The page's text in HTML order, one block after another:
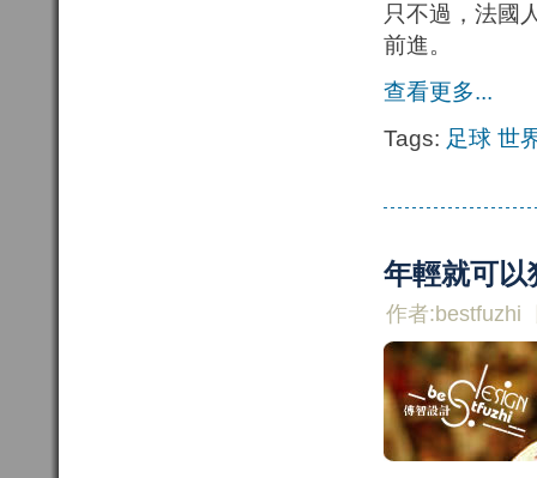
只不過，法國
前進。
查看更多...
Tags: 足球 世
年輕就可以
作者:bestfuzhi